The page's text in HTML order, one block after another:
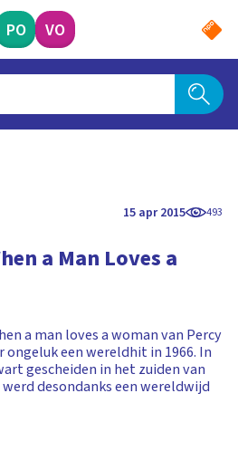
PO VO
15 apr 2015 493
a Man Loves a
a man loves a woman van Percy
ongeluk een wereldhit in 1966. In
gescheiden in het zuiden van
werd desondanks een wereldwijd